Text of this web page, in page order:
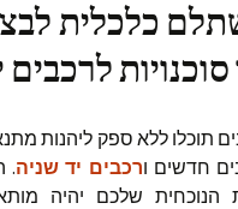
כלכלית
לרכבים
תוכלו ללא ספק ליהנות
חדשים ורכבים יד שניה.
הנוכחית שלכם יהיה